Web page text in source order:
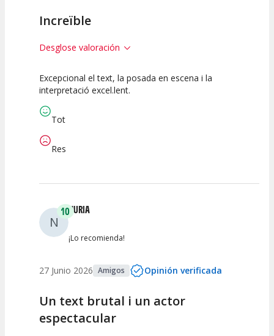
Increïble
Desglose valoración
10
Espectáculo
10 10
Excepcional el text, la posada en escena i la
interpretació excel.lent.
Tot
Res
N
10NURIA
¡Lo recomienda!
27 Junio 2026 Amigos Opinión verificada
Un text brutal i un actor
espectacular